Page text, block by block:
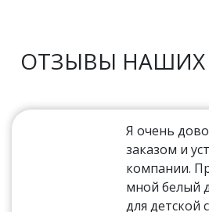
ОТЗЫВЫ НАШИХ
Я очень
заказом и
компании.
мной белый
для детской